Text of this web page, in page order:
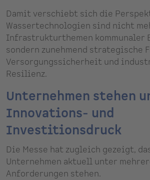
Damit verschiebt sich die
Wassertechnologien sind nicht
Infrastrukturthemen kommunaler
sondern zunehmend strategische
Versorgungssicherheit und
Resilienz.
Unternehmen stehen
Innovations- und
Investitionsdruck
Die Messe hat zugleich gezeigt,
Unternehmen aktuell unter
Anforderungen stehen.